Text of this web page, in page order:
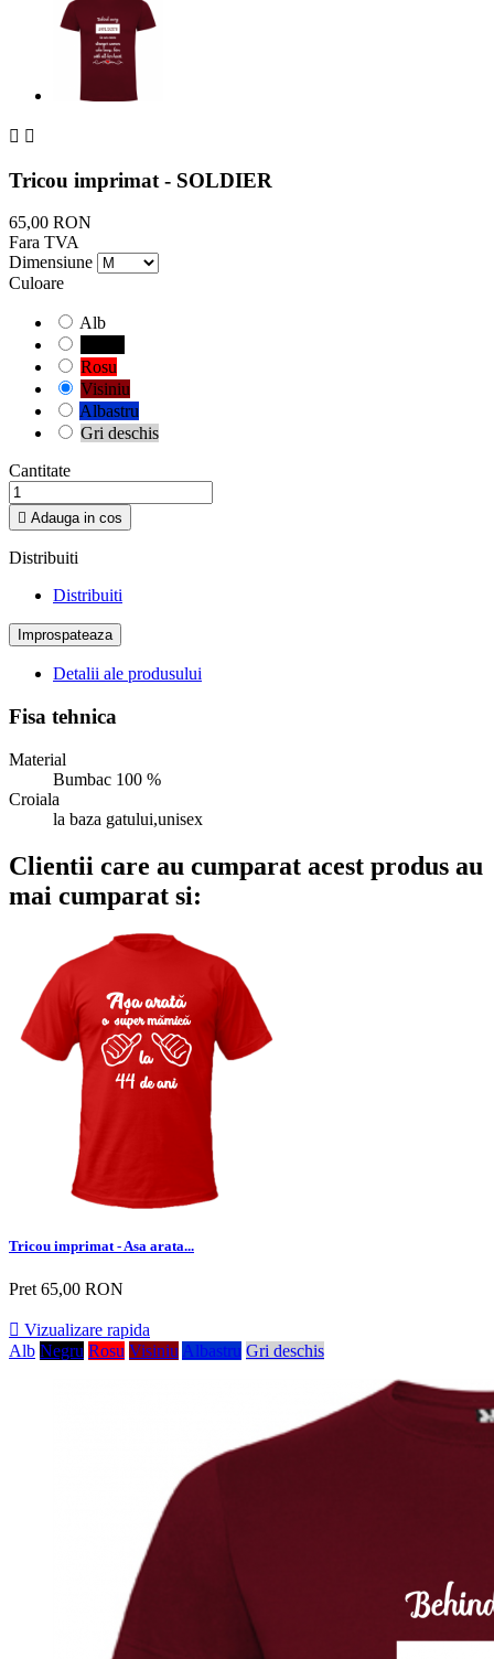
 
Tricou imprimat - SOLDIER
65,00 RON
Fara TVA
Dimensiune
Culoare
Alb
Rosu
Visiniu
Albastru
Gri deschis
Cantitate
 Adauga in cos
Distribuiti
Distribuiti
Detalii ale produsului
Fisa tehnica
Material
Bumbac 100 %
Croiala
la baza gatului,unisex
Clientii care au cumparat acest produs au
mai cumparat si:
Tricou imprimat - Asa arata...
Pret 65,00 RON
 Vizualizare rapida
Alb Negru Rosu Visiniu Albastru Gri deschis